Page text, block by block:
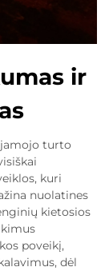
ir
turto
kuri
nuolatines
kietosios
poveikį,
dėl